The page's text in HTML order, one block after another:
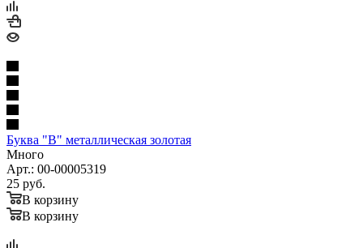
Буква "В" металлическая золотая
Много
Арт.: 00-00005319
25 руб.
В корзину
В корзину